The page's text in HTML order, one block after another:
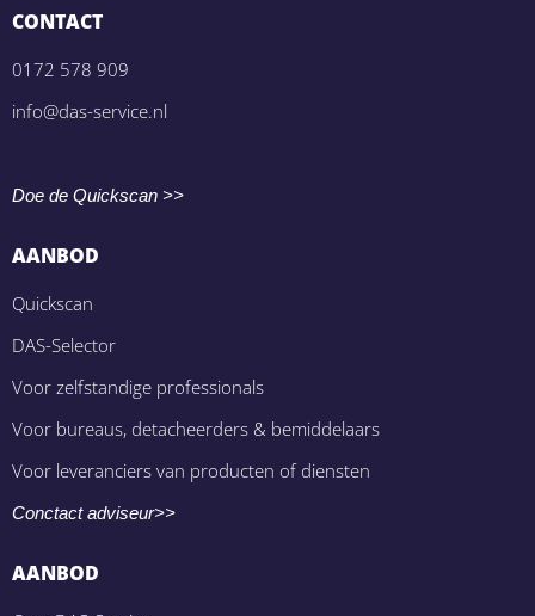
CONTACT
0172 578 909
info@das-service.nl
Doe de Quickscan >>
AANBOD
Quickscan
DAS-Selector
Voor zelfstandige professionals
Voor bureaus, detacheerders & bemiddelaars
Voor leveranciers van producten of diensten
Conctact adviseur>>
AANBOD